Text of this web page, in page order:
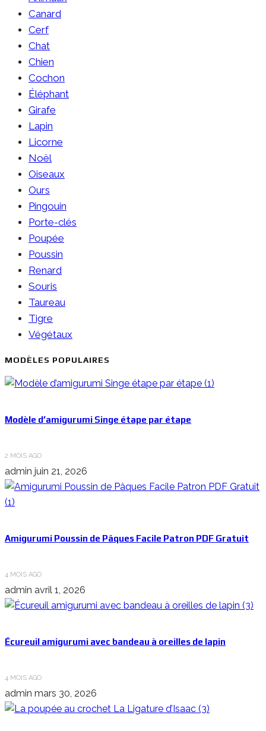
Canard
Cerf
Chat
Chien
Cochon
Éléphant
Girafe
Lapin
Licorne
Noël
Oiseaux
Ours
Pingouin
Porte-clés
Poupée
Poussin
Renard
Souris
Taureau
Tigre
Végétaux
MODÈLES POPULAIRES
Modèle d’amigurumi Singe étape par étape
2 MOIS AGO
admin juin 21, 2026
Amigurumi Poussin de Pâques Facile Patron PDF Gratuit
4 MOIS AGO
admin avril 1, 2026
Écureuil amigurumi avec bandeau à oreilles de lapin
4 MOIS AGO
admin mars 30, 2026